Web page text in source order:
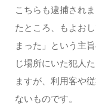
こちらも逮捕され
たところ、もよお
まった」という主
じ場所にいた犯人
ますが、利用客や
ないものです。